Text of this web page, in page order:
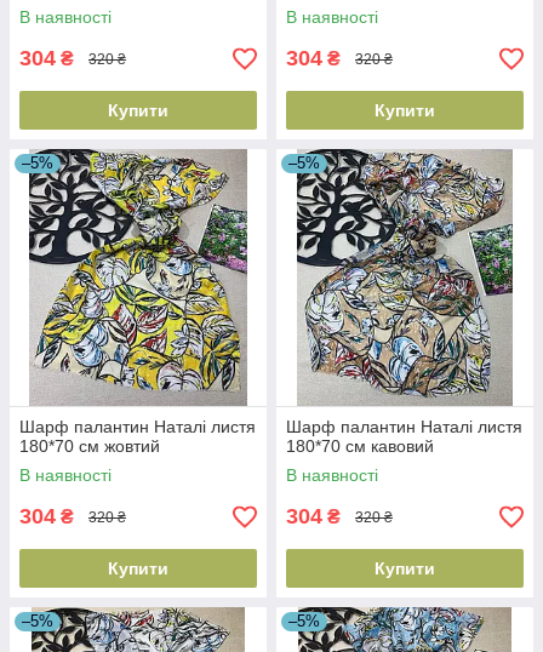
В наявності
304 ₴ 320 ₴
Купити
В наявності
304 ₴ 320 ₴
Купити
–5%
Шарф палантин Наталі листя
180*70 см жовтий
В наявності
304 ₴ 320 ₴
Купити
–5%
Шарф палантин Наталі листя
180*70 см кавовий
В наявності
304 ₴ 320 ₴
Купити
–5% –5%